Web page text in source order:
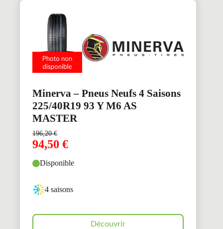
Minerva – Pneus Neufs 4 Saisons
225/40R19 93 Y M6 AS
MASTER
196,20€
94,50 €
Disponible
4 saisons
Découvrir